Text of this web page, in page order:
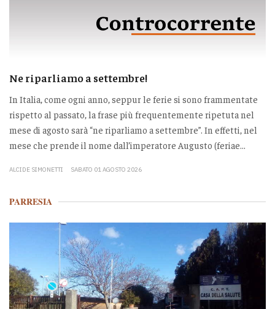
Ne riparliamo a settembre!
In Italia, come ogni anno, seppur le ferie si sono frammentate
rispetto al passato, la frase più frequentemente ripetuta nel
mese di agosto sarà “ne riparliamo a settembre”. In effetti, nel
mese che prende il nome dall’imperatore Augusto (feriae...
ALCIDE SIMONETTI SABATO 01 AGOSTO 2026
PARRESIA